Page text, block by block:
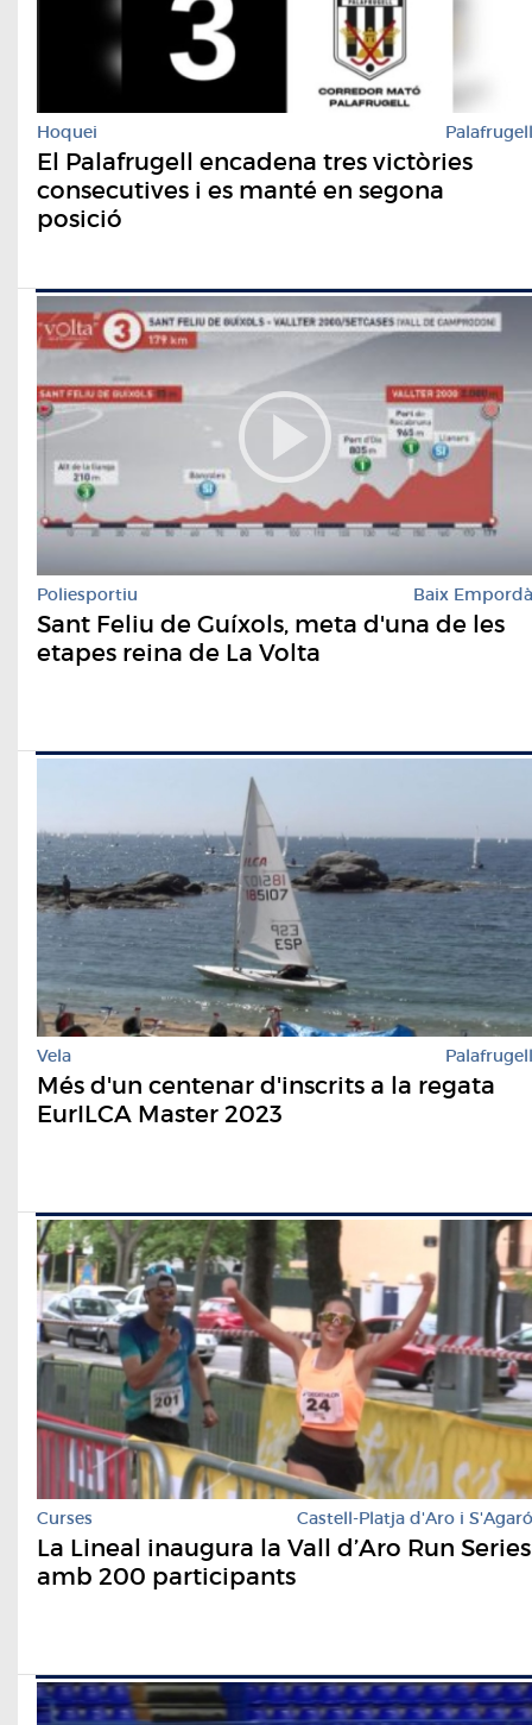
Hoquei Palafrugell
El Palafrugell encadena tres victòries
consecutives i es manté en segona
posició
Poliesportiu Baix Empordà
Sant Feliu de Guíxols, meta d'una de les
etapes reina de La Volta
Vela Palafrugell
Més d'un centenar d'inscrits a la regata
EurILCA Master 2023
Curses Castell-Platja d'Aro i S'Agaró
La Lineal inaugura la Vall d’Aro Run Series
amb 200 participants